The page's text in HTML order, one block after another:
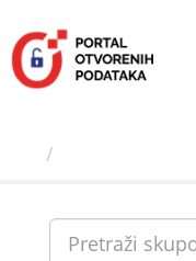
sadržaj